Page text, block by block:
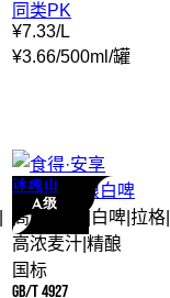
同类PK
¥7.33/L
¥3.66/500ml /罐
冰纯山
A级
冰纯山 精酿白啤
高度
白啤 拉格
高浓麦汁 精酿
国标
GB/T 4927